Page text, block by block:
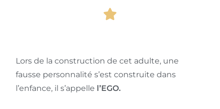
Lors de la construction de cet adulte, une
fausse personnalité s’est construite dans
l’enfance, il s’appelle l’EGO.